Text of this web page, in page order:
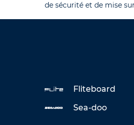
de sécurité et de mise
Fliteboard
Sea-doo